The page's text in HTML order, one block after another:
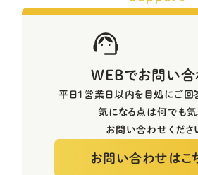
WEBでお問い合
平日1営業日以内を目処にご回
気になる点は何でも
お問い合わせくださ
お問い合わせはこ